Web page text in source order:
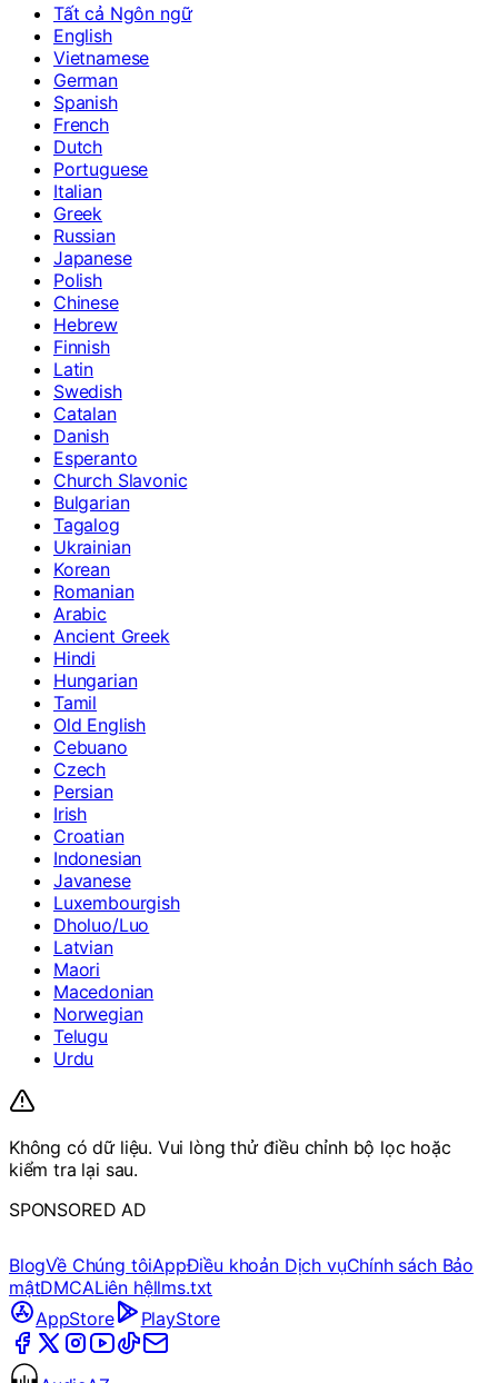
Tất cả Ngôn ngữ
English
Vietnamese
German
Spanish
French
Dutch
Portuguese
Italian
Greek
Russian
Japanese
Polish
Chinese
Hebrew
Finnish
Latin
Swedish
Catalan
Danish
Esperanto
Church Slavonic
Bulgarian
Tagalog
Ukrainian
Korean
Romanian
Arabic
Ancient Greek
Hindi
Hungarian
Tamil
Old English
Cebuano
Czech
Persian
Irish
Croatian
Indonesian
Javanese
Luxembourgish
Dholuo/Luo
Latvian
Maori
Macedonian
Norwegian
Telugu
Urdu
Không có dữ liệu. Vui lòng thử điều chỉnh bộ lọc hoặc
kiểm tra lại sau.
SPONSORED AD
BlogVề Chúng tôiAppĐiều khoản Dịch vụChính sách Bảo
mậtDMCALiên hệllms.txt
AppStore
PlayStore